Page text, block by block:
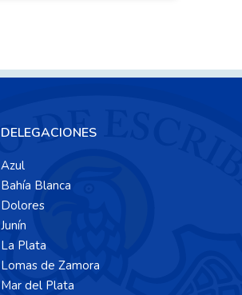
DELEGACIONES
Azul
Bahía Blanca
Dolores
Junín
La Plata
Lomas de Zamora
Mar del Plata